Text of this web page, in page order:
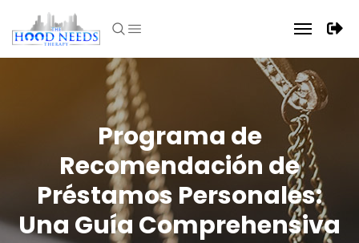
Programa de
Recomendación de
Préstamos Personales:
Una Guía Comprehensiva